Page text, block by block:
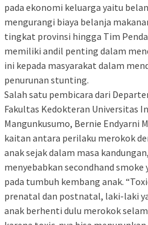
pada ekonomi keluarga yaitu
mengurangi biaya belanja
tingkat provinsi hingga Tim
memiliki andil penting dalam
ini kepada masyarakat dalam
penurunan stunting.
Salah satu pembicara dari
Fakultas Kedokteran Universitas
Mangunkusumo, Bernie Endyarni
kaitan antara perilaku merokok
anak sejak dalam masa
menyebabkan secondhand
pada tumbuh kembang anak.
prenatal dan postnatal, laki-laki
anak berhenti dulu merokok